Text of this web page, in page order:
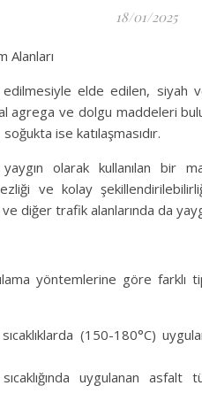
18/01/2025
Alanları
elde edilen, siyah
agrega ve dolgu maddeleri
soğukta ise katılaşmasıdır.
olarak kullanılan bir
ve kolay
diğer trafik alanlarında da
yöntemlerine göre farklı
(150-180°C)
uygulanan asfalt